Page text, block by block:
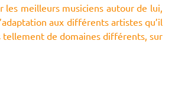
les meilleurs musiciens autour de lui,
aux différents artistes qu’il
tellement de domaines différents, sur